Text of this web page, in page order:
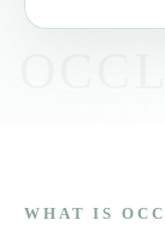
WHAT IS